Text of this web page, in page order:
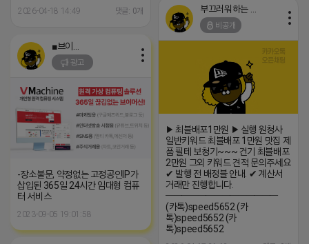
2026-04-18 14:49 댓글: 0개
비공개
▶ 최블배포1만원 ▶ 실행 원청사
일반키워드 최블배포 1만원 맛집 제
품 필테 보청기~~~ 건기 최블배포
2만원 그외 키워드 견적 문의주세요
✔ 발행 전 배정블 안내. ✔ 계산서
거래만 진행합니다.
━━━━━━━━━━━━━━
(카톡)speed5652 (카
톡)speed5652 (카
톡)speed5652
광고
-장소불문, 약정없는 고정공인IP가
삽입된 365일 24시간 임대형 컴퓨
터 서비스
2023-09-05 19:01:58